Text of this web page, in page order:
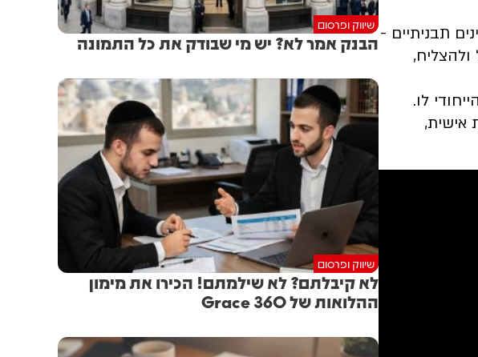
תבניתיים -
"אין שני ארגונים זהים", מסבירים במשרד. "לכל מוסד, קהילה או עסק יש את ה-DNA הייחודי לו.
אישית,
שיווק ופרסום
הבנק אמר לא? יש מי שבודק את כל התמונה
שיווק ופרסום
לא קיבלתם? לא שילמתם! הכירו את מימון
ההלואות של 360 Grace